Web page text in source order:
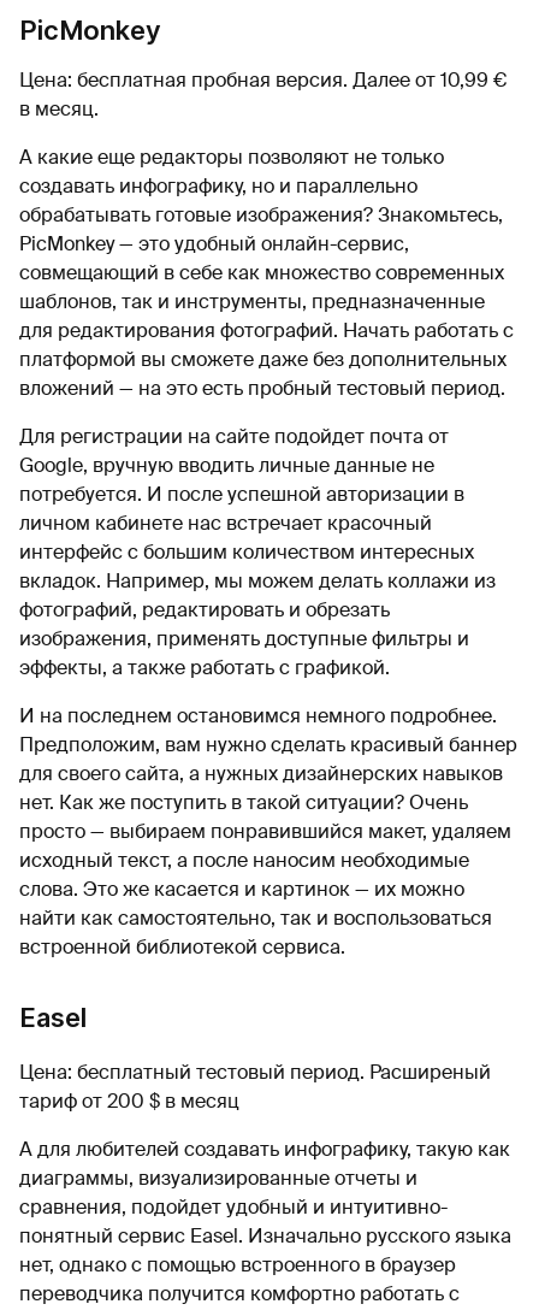
PicMonkey
Цена: бесплатная пробная версия. Далее от 10,99 €
в месяц.
А какие еще редакторы позволяют не только
создавать инфографику, но и параллельно
обрабатывать готовые изображения? Знакомьтесь,
PicMonkey — это удобный онлайн-сервис,
совмещающий в себе как множество современных
шаблонов, так и инструменты, предназначенные
для редактирования фотографий. Начать работать с
платформой вы сможете даже без дополнительных
вложений — на это есть пробный тестовый период.
Для регистрации на сайте подойдет почта от
Google, вручную вводить личные данные не
потребуется. И после успешной авторизации в
личном кабинете нас встречает красочный
интерфейс с большим количеством интересных
вкладок. Например, мы можем делать коллажи из
фотографий, редактировать и обрезать
изображения, применять доступные фильтры и
эффекты, а также работать с графикой.
И на последнем остановимся немного подробнее.
Предположим, вам нужно сделать красивый баннер
для своего сайта, а нужных дизайнерских навыков
нет. Как же поступить в такой ситуации? Очень
просто — выбираем понравившийся макет, удаляем
исходный текст, а после наносим необходимые
слова. Это же касается и картинок — их можно
найти как самостоятельно, так и воспользоваться
встроенной библиотекой сервиса.
Easel
Цена: бесплатный тестовый период. Расширеный
тариф от 200 $ в месяц
А для любителей создавать инфографику, такую как
диаграммы, визуализированные отчеты и
сравнения, подойдет удобный и интуитивно-
понятный сервис Easel. Изначально русского языка
нет, однако с помощью встроенного в браузер
переводчика получится комфортно работать с